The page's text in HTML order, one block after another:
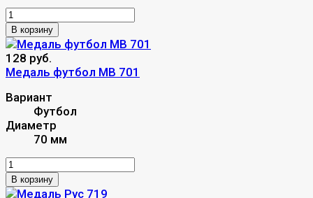
В корзину
128 руб.
Медаль футбол MB 701
Вариант
Футбол
Диаметр
70 мм
В корзину